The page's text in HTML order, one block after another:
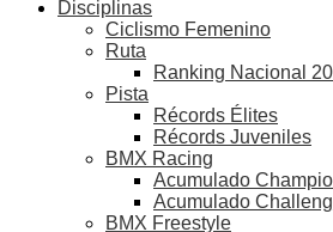
Disciplinas
Ciclismo Femenino
Ruta
Ranking Nacional
Pista
Récords Élites
Récords Juveniles
BMX Racing
Acumulado
Acumulado
BMX Freestyle